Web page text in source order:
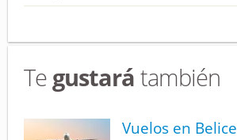
Te gustará también
Vuelos en Belice